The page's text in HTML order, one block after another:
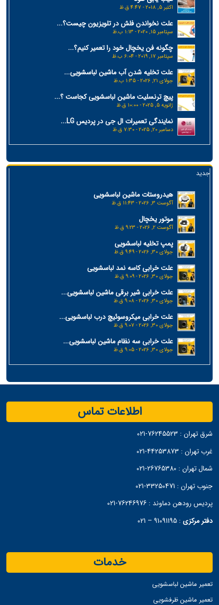
اکتبر 5, 2018 - 4:47 ق.ظ
علت نخواندن فلش در تلویزیون چیست؟...
سپتامبر 15, 2020 - 1:13 ب.ظ
چگونه فن یخچال خود را تعمیر کنیم؟...
سپتامبر 17, 2019 - 6:04 ب.ظ
علت تخلیه شدن آب ماشین لباسشویی...
جولای 21, 2026 - 1:35 ب.ظ
پیچ ترنسلیت ماشین لباسشویی کجاست ؟...
ژانویه 5, 2025 - 10:00 ق.ظ
نمایندگی تعمیرات ال جی در پردیس LG...
دسامبر 20, 2025 - 7:30 ق.ظ
جدید
هیدروستات ماشین لباسشویی
آگوست 3, 2026 - 11:43 ق.ظ
موتور یخچال
آگوست 2, 2026 - 9:23 ق.ظ
پمپ تخلیه لباسشویی
جولای 30, 2026 - 9:49 ق.ظ
علت خرابی کاسه نمد لباسشویی
جولای 30, 2026 - 9:09 ق.ظ
علت خرابی شیر برقی ماشین لباسشویی...
جولای 30, 2026 - 9:08 ق.ظ
علت خرابی میکروسوئیچ درب لباسشویی...
جولای 30, 2026 - 9:07 ق.ظ
علت خرابی سه نظام ماشین لباسشویی...
جولای 30, 2026 - 9:05 ق.ظ
اطلاعات تماس
شرق تهران : 76245523-021
غرب تهران : 44253873-021
شمال تهران :
جنوب تهران : 33250471-021
پردیس رودهن دماوند :76246976-021
دفتر مرکزی :
91091195 – 021
خدمات
تعمیر ماشین لباسشویی
تعمیر ماشین ظرفشویی